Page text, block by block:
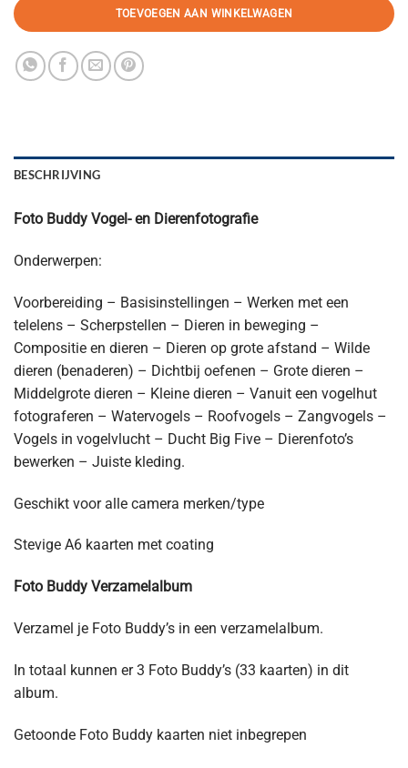
TOEVOEGEN AAN WINKELWAGEN
BESCHRIJVING
Foto Buddy Vogel- en Dierenfotografie
Onderwerpen:
Voorbereiding – Basisinstellingen – Werken met een
telelens – Scherpstellen – Dieren in beweging –
Compositie en dieren – Dieren op grote afstand – Wilde
dieren (benaderen) – Dichtbij oefenen – Grote dieren –
Middelgrote dieren – Kleine dieren – Vanuit een vogelhut
fotograferen – Watervogels – Roofvogels – Zangvogels –
Vogels in vogelvlucht – Ducht Big Five – Dierenfoto’s
bewerken – Juiste kleding.
Geschikt voor alle camera merken/type
Stevige A6 kaarten met coating
Foto Buddy Verzamelalbum
Verzamel je Foto Buddy’s in een verzamelalbum.
In totaal kunnen er 3 Foto Buddy’s (33 kaarten) in dit
album.
Getoonde Foto Buddy kaarten niet inbegrepen